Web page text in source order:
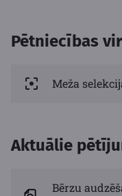
Pētniecības
Meža
Aktuālie
Bērzu